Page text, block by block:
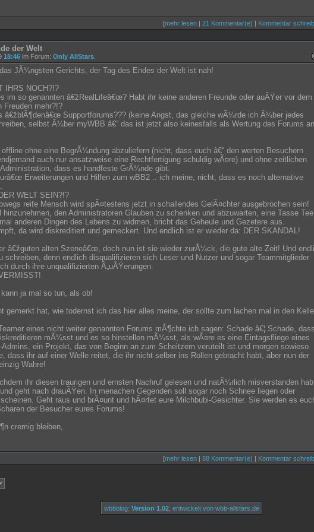
[mehr lesen | 21 Kommentar(e) | Kommentar
der Welt
18:46 im Forum: Only AllStars
JÃ¼ngsten Gerichts, der Tag des Endes der Welt ist nah!
IHRS NOCH?!?
im so genannten â€žRealLifeâ€œ? Habt ihr keine anderen Freunde oder auÃŸer vor dem
Freuden mehr?!?
â€žblÃ¶denâ€œ Supportforums??? (keine Angst, das gleiche wÃ¼rde ich Ã¼ber jedes
selbst Ã¼ber myWBB â€“ das ist jetzt also keinesfalls als Wertung des Forums an
ohne eine BegrÃ¼ndung abzuliefern (nicht, dass euch â€“ den werten Besuchern
auch nur ansatzweise eine Rechtfertigung schuldig wÃ¤re) und ohne zeitlichen
dass es handfeste GrÃ¼nde gibt.
Erweiterungen und Hilfen zum wBB2 .. ich meine, nicht, dass es noch alternative
WELT SEIN?!?
reife Mensch wird spÃ¤testens jetzt in schallendes GelÃ¤chter ausgebrochen sein!
den Administratoren Glauben zu schenken und abzuwarten, eine Tasse Tee
anderen Dingen des Lebens zu widmen, bricht das Geheule und Gezetere aus.
da wird diskreditiert und gemeckert. Und endlich ist er wieder da: DER SKANDAL!
â€žguten alten Szeneâ€œ, doch nun ist sie wieder zurÃ¼ck, die gute alte Zeit! Und
schreiben, denn endlich disqualifizieren sich Leser und Nutzer und sogar Teammitglieder
durch ihre unqualifizierten Ã„uÃŸerungen.
ja mal so tun, als ob!
gemerkt hat, wie todernst ich das hier alles meine, der sollte zum lachen mal in den
eines nicht weiter genannten Forums mÃ¶chte ich sagen: Schade â€¦ Schade, dass
mÃ¼sst und es so hinstellen mÃ¼sst, als wÃ¤re es eine Eintagsfliege eines
ein Projekt, das von Beginn an zum Scheitzern veruteilt ist und morgen sowieso
dass ihr auf einer Welle reitet, die ihr nicht selber ins Rollen gebracht habt, aber nun der
Wahre!
ihr diesen traurigen und ernsten Nachruf gelesen und natÃ¼rlich misverstanden
geht nach drauÃŸen. In menachen Gegenden soll sogar noch Schnee liegen oder
Geht raus und brÃ¤unt und hÃ¤rtet eure Milchbubi-Gesichter. Sie werden es
der Besucher eures Forums!
cremig bleiben,
[mehr lesen | 88 Kommentar(e) | Kommentar
wbbblog: Version 1.02 , entwickelt von wbb-allstars.de